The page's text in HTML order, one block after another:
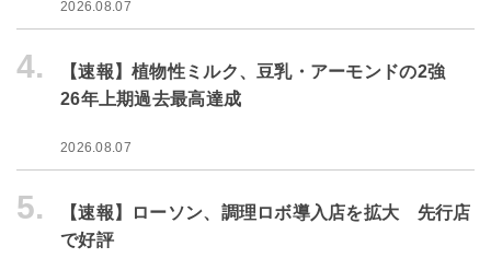
2026.08.07
4.
【速報】植物性ミルク、豆乳・アーモンドの2強
26年上期過去最高達成
2026.08.07
5.
【速報】ローソン、調理ロボ導入店を拡大 先行店
で好評